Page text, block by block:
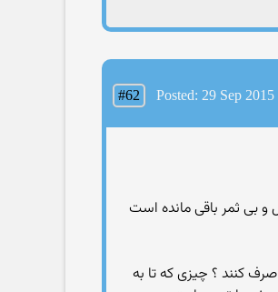
#62 Posted: 29 Sep
بی ثمر باقی مانده است
کنند ؟ چیزی که تا به